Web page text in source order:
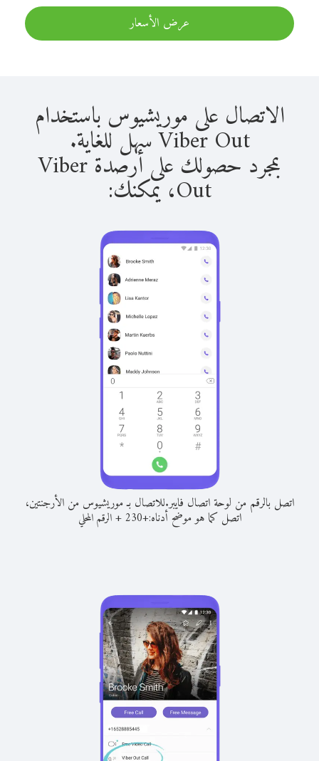
عرض الأسعار
الاتصال على موريشيوس باستخدام
Viber Out سهل للغاية.
بمجرد حصولك على أرصدة Viber
Out، يمكنك:
اتصل بالرقم من لوحة اتصال فايبر.للاتصال بـ موريشيوس من الأرجنتين،
اتصل كما هو موضح أدناه:+
230
+الرقم المحلي